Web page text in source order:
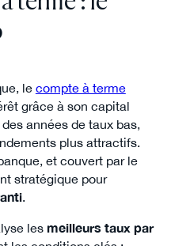
le compte à terme
grâce à son capital
années de taux bas,
plus attractifs.
et couvert par le
stratégique pour
.
les meilleurs taux par